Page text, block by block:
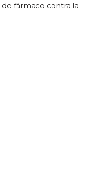
de fármaco contra la